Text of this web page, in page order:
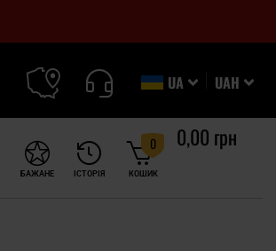
UAH
UA
ІСТОРІЯ
БАЖАНЕ КОШИК
0 0,00 грн